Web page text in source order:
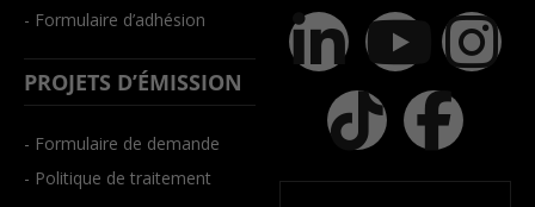
- Formulaire d’adhésion
PROJETS D’ÉMISSION
- Formulaire de demande
- Politique de traitement